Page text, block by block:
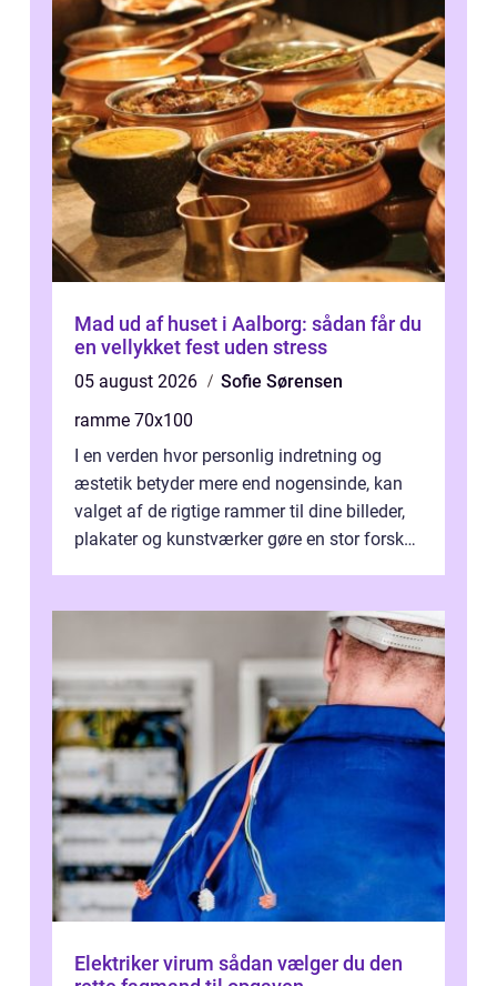
Mad ud af huset i Aalborg: sådan får du
en vellykket fest uden stress
05 august 2026
Sofie Sørensen
ramme 70x100
I en verden hvor personlig indretning og
æstetik betyder mere end nogensinde, kan
valget af de rigtige rammer til dine billeder,
plakater og kunstværker gøre en stor forskel.
Elektriker virum sådan vælger du den